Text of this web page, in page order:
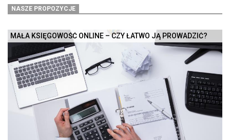
NASZE PROPOZYCJE
MAŁA KSIĘGOWOŚĆ ONLINE – CZY ŁATWO JĄ PROWADZIĆ?